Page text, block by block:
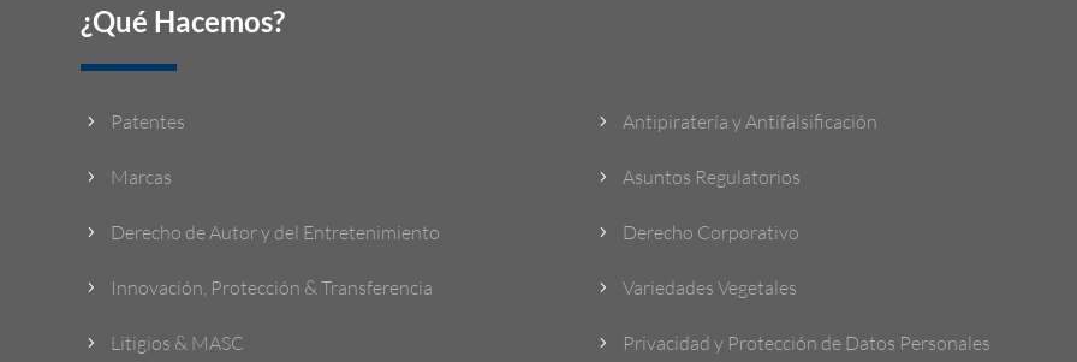
¿Qué Hacemos?
5 Patentes
5 Marcas
5 Derecho de Autor y del Entretenimiento
5 Innovación, Protección & Transferencia
5 Litigios & MASC
5 Antipiratería y Antifalsificación
5 Asuntos Regulatorios
5 Derecho Corporativo
5 Variedades Vegetales
5 Privacidad y Protección de Datos Personales